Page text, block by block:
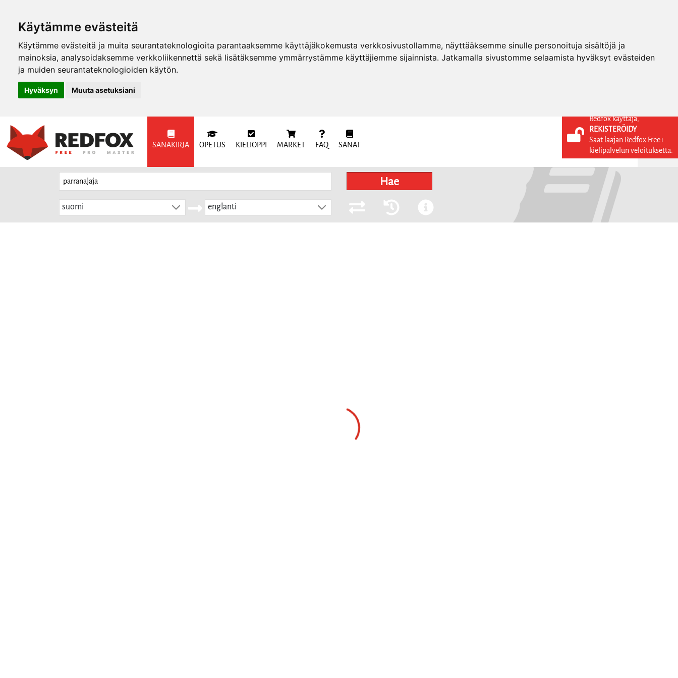
Käytämme evästeitä
Käytämme evästeitä ja muita seurantateknologioita parantaaksemme käyttäjäkokemusta verkkosivustollamme, näyttääksemme sinulle personoituja sisältöjä ja
mainoksia, analysoidaksemme verkkoliikennettä sekä lisätäksemme ymmärrystämme käyttäjiemme sijainnista. Jatkamalla sivustomme selaamista hyväksyt evästeiden
ja muiden seurantateknologioiden käytön.
Hyväksyn Muuta asetuksiani
SANAKIRJA OPETUS KIELIOPPI MARKET FAQ SANAT
KIRJAUDU SISÄÄN
REKISTERÖIDY
FI
Hae
suomi englanti
Redfox käyttäjä,
REKISTERÖIDY
Saat laajan Redfox Free+
kielipalvelun veloituksetta.